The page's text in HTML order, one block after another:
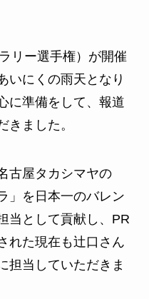
リー選手権）が開催
いにくの雨天となり
に準備をして、報道
きました。
古屋タカシマヤの
」を日本一のバレン
当として貢献し、PR
れた現在も辻口さん
担当していただきま